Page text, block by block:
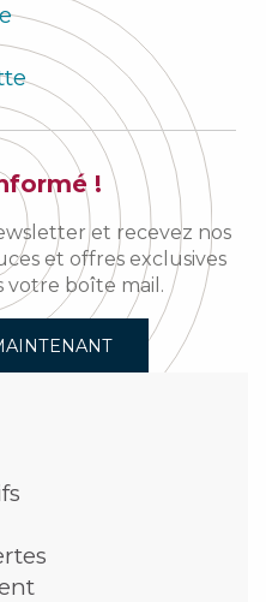
!
et recevez nos
et offres exclusives
votre boîte mail.